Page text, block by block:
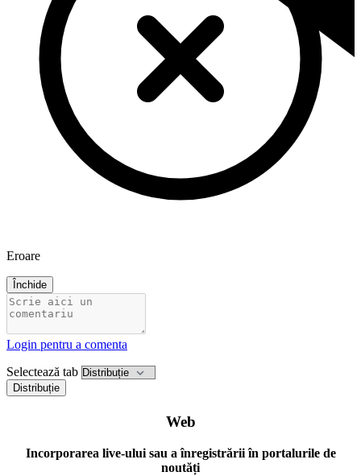
Eroare
Închide
Login pentru a comenta
Selectează tab
Distribuție
Web
Incorporarea live-ului sau a înregistrării în portalurile de
noutăți